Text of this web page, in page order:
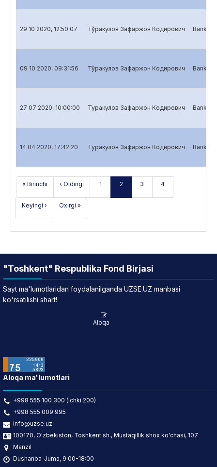
29 10 2020, 12:50:07 Тўракулов Зафаржон Кодирович Banklar
09 10 2020, 09:31:56 Тўракулов Зафаржон Кодирович Banklar
27 07 2020, 10:00:00 Туракулов Зафаржон Кодирович Banklar
14 04 2020, 17:42:20 Туракулов Зафаржон Кодирович Banklar
« Birinchi ‹ Oldingi 1 2 3 4
Keyingi › Oxirgi »
"Toshkent" Respublika Fond Birjasi
Sayt ma'lumotlaridan foydalanilganda UZSE.UZ manbasi
ko'rsatilishi shart!
Aloqa
Aloqa ma'lumotlari
+998 555 100 300 (ichki:200)
+998 555 009 995
info@uzse.uz
100170, O'zbekiston, Toshkent sh., Mustaqillik shox ko'chasi, 107
Manzil
Dushanba-Juma, 9:00-18:00